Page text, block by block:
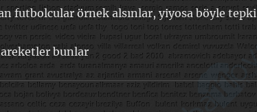
futbolcular örnek alsınlar, yiyosa böyle tepki
bunlar